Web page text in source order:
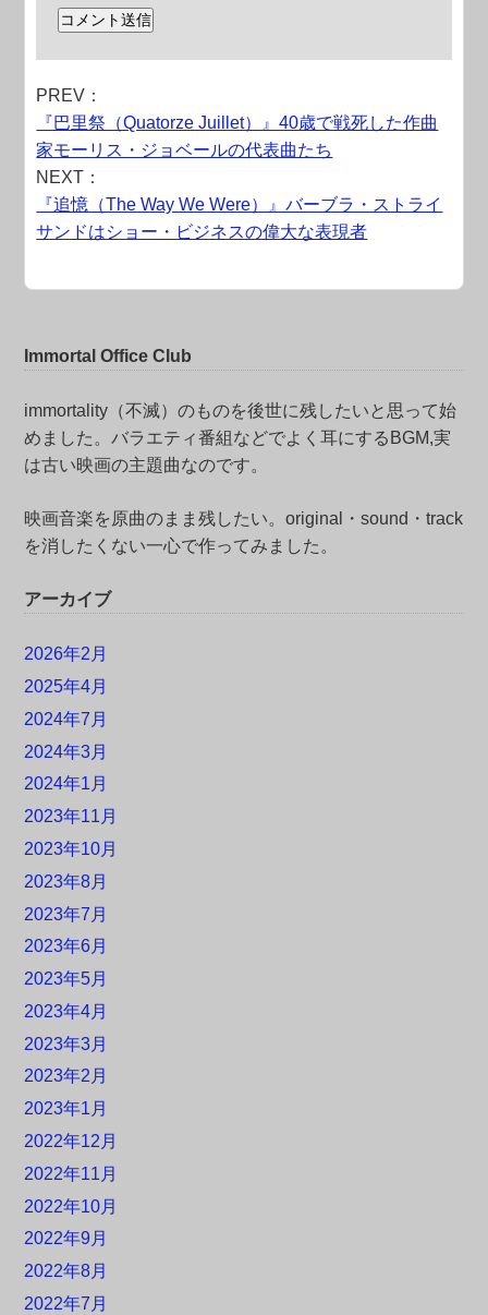
PREV：
『巴里祭（Quatorze Juillet）』40歳で戦死した作曲
家モーリス・ジョベールの代表曲たち
NEXT：
『追憶（The Way We Were）』バーブラ・ストライ
サンドはショー・ビジネスの偉大な表現者
Immortal Office Club
immortality（不滅）のものを後世に残したいと思って始
めました。バラエティ番組などでよく耳にするBGM,実
は古い映画の主題曲なのです。
映画音楽を原曲のまま残したい。original・sound・track
を消したくない一心で作ってみました。
アーカイブ
2026年2月
2025年4月
2024年7月
2024年3月
2024年1月
2023年11月
2023年10月
2023年8月
2023年7月
2023年6月
2023年5月
2023年4月
2023年3月
2023年2月
2023年1月
2022年12月
2022年11月
2022年10月
2022年9月
2022年8月
2022年7月